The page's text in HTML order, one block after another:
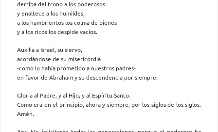
derriba del trono a los poderosos
y enaltece a los humildes,
a los hambrientos los colma de bienes
y a los ricos los despide vacíos.
Auxilia a Israel, su siervo,
acordándose de su misericordia
-como lo había prometido a nuestros padres-
en favor de Abraham y su descendencia por siempre.
Gloria al Padre, y al Hijo, y al Espíritu Santo.
Como era en el principio, ahora y siempre, por los siglos de los siglos.
Amén.